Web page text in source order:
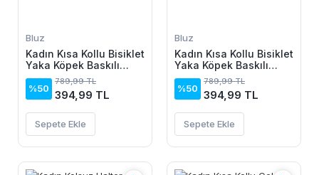
Bluz
Kadın Kısa Kollu Bisiklet
Yaka Köpek Baskılı
Viskon Bluz
%50
789,99 TL
394,99 TL
Sepete Ekle
Bluz
Kadın Kısa Kollu Bisiklet
Yaka Köpek Baskılı
Viskon Bluz
%50
789,99 TL
394,99 TL
Sepete Ekle